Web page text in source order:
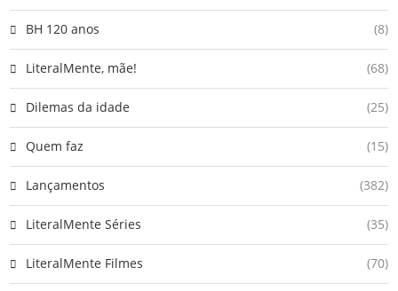
BH 120 anos (8)
LiteralMente, mãe! (68)
Dilemas da idade (25)
Quem faz (15)
Lançamentos (382)
LiteralMente Séries (35)
LiteralMente Filmes (70)